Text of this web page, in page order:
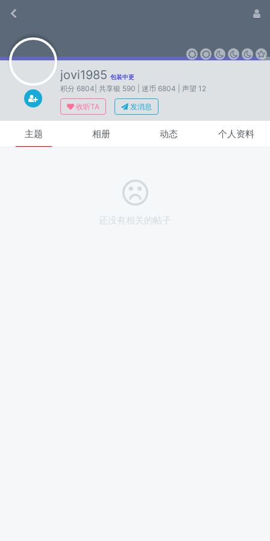
jovi1985 包装中更
积分 6804 | 共享银 590 | 迷币 6804
| 声望 12
收听TA
发消息
主题 相册 动态 个人资料
还没有相关的帖子